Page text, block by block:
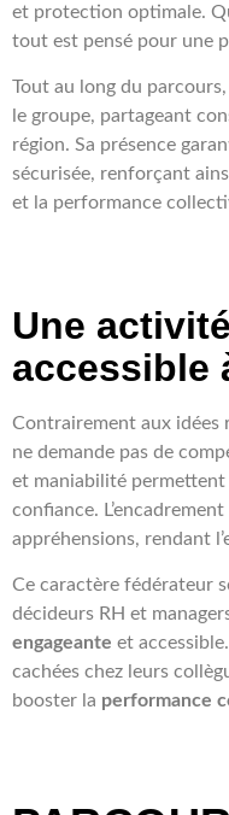
et protection optimale.
tout est pensé pour une
Tout au long du
le groupe, partageant
région. Sa présence
sécurisée, renforçant
et la performance
Une
accessible
Contrairement aux idées
ne demande pas de
et maniabilité
confiance.
appréhensions, rendant
Ce caractère fédérateur
décideurs RH et
engageante et
cachées chez leurs
booster la performance